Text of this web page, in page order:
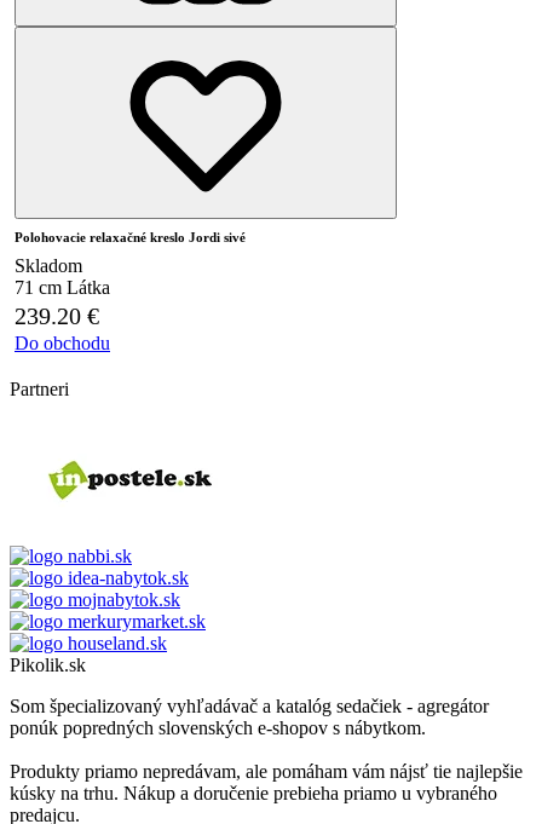
Polohovacie relaxačné kreslo Jordi sivé
Skladom
71 cm Látka
239.20 €
Do obchodu
Partneri
Pikolik.sk
Som špecializovaný vyhľadávač a katalóg sedačiek - agregátor
ponúk popredných slovenských e-shopov s nábytkom.
Produkty priamo nepredávam, ale pomáham vám nájsť tie najlepšie
kúsky na trhu. Nákup a doručenie prebieha priamo u vybraného
predajcu.